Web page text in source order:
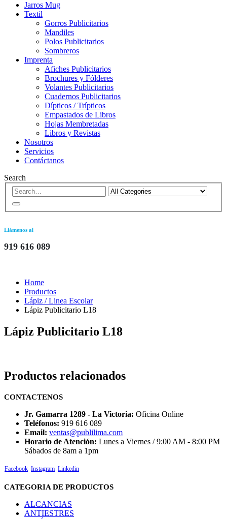
Jarros Mug
Textil
Gorros Publicitarios
Mandiles
Polos Publicitarios
Sombreros
Imprenta
Afiches Publicitarios
Brochures y Fólderes
Volantes Publicitarios
Cuadernos Publicitarios
Dípticos / Trípticos
Empastados de Libros
Hojas Membretadas
Libros y Revistas
Nosotros
Servicios
Contáctanos
Search
Llámenos al
919 616 089
Home
Productos
Lápiz / Linea Escolar
Lápiz Publicitario L18
Lápiz Publicitario L18
Productos relacionados
CONTACTENOS
Jr. Gamarra 1289 - La Victoria: Oficina Online
Teléfonos: 919 616 089
Email: ventas@publilima.com
Horario de Atención: Lunes a Viernes / 9:00 AM - 8:00 PM
Sábados de 8am a 1pm
Facebook Instagram Linkedin
CATEGORIA DE PRODUCTOS
ALCANCIAS
ANTIESTRES